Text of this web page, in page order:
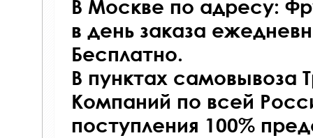
В Москве по адресу:
в день заказа
Бесплатно.
В пунктах самовывоза
Компаний по всей
поступления 100%